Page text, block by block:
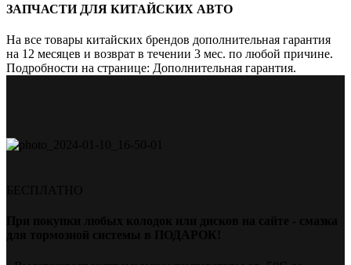
ЗАПЧАСТИ ДЛЯ КИТАЙСКИХ АВТО
На все товары китайских брендов дополнительная гарантия
на 12 месяцев и возврат в течении 3 мес. по любой причине.
Подробности на странице: Дополнительная гарантия.